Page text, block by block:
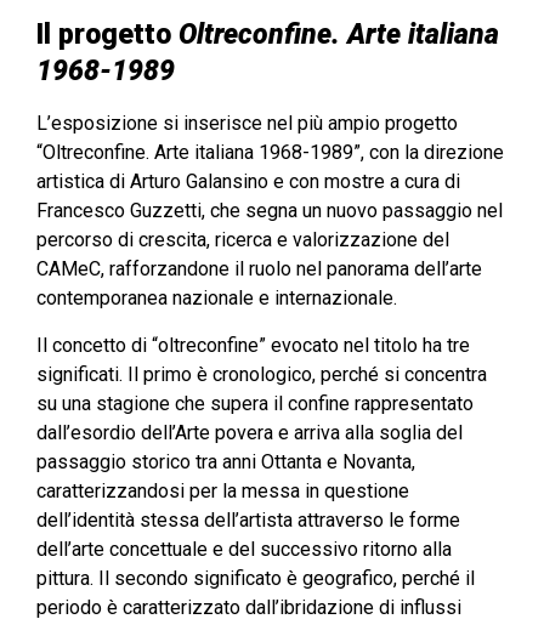
Il progetto Oltreconfine. Arte italiana
1968-1989
L’esposizione si inserisce nel più ampio progetto
“Oltreconfine. Arte italiana 1968-1989”, con la direzione
artistica di Arturo Galansino e con mostre a cura di
Francesco Guzzetti, che segna un nuovo passaggio nel
percorso di crescita, ricerca e valorizzazione del
CAMeC, rafforzandone il ruolo nel panorama dell’arte
contemporanea nazionale e internazionale.
Il concetto di “oltreconfine” evocato nel titolo ha tre
significati. Il primo è cronologico, perché si concentra
su una stagione che supera il confine rappresentato
dall’esordio dell’Arte povera e arriva alla soglia del
passaggio storico tra anni Ottanta e Novanta,
caratterizzandosi per la messa in questione
dell’identità stessa dell’artista attraverso le forme
dell’arte concettuale e del successivo ritorno alla
pittura. Il secondo significato è geografico, perché il
periodo è caratterizzato dall’ibridazione di influssi